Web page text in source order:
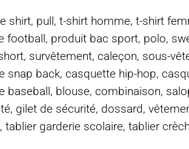
shirt, pull, t-shirt homme, t-shirt
football, produit bac sport, polo,
survêtement, caleçon, sous-
snap back, casquette hip-hop,
baseball, blouse, combinaison,
gilet de sécurité, dossard,
tablier garderie scolaire, tablier